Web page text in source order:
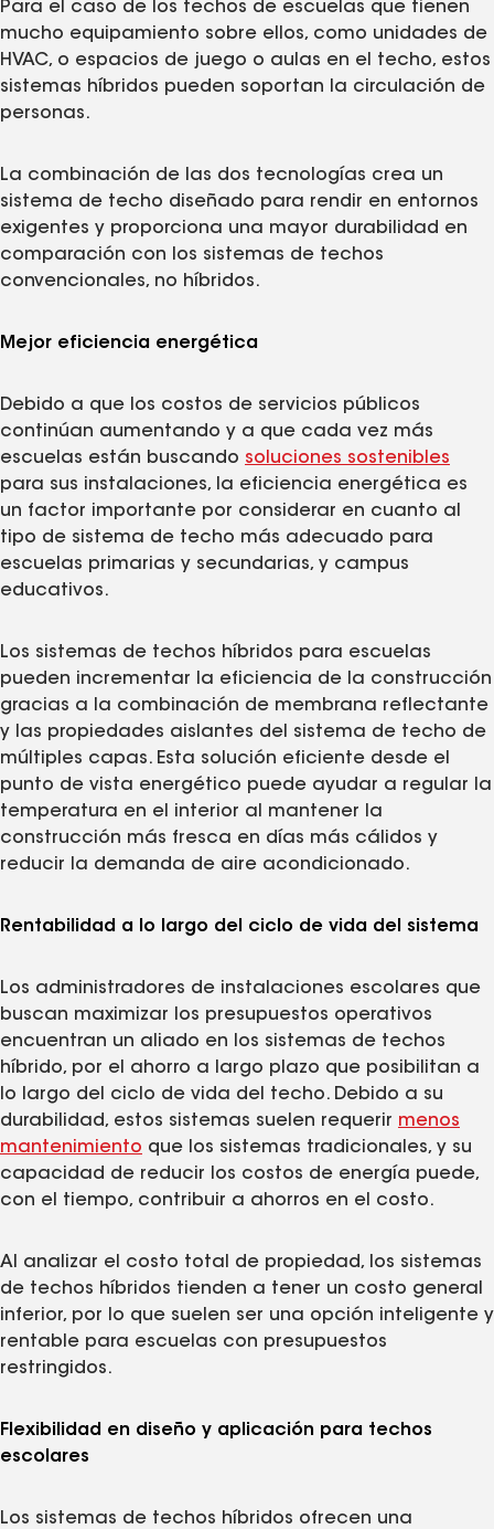
Para el caso de los techos de escuelas que tienen
mucho equipamiento sobre ellos, como unidades de
HVAC, o espacios de juego o aulas en el techo, estos
sistemas híbridos pueden soportan la circulación de
personas.
La combinación de las dos tecnologías crea un
sistema de techo diseñado para rendir en entornos
exigentes y proporciona una mayor durabilidad en
comparación con los sistemas de techos
convencionales, no híbridos.
Mejor eficiencia energética
Debido a que los costos de servicios públicos
continúan aumentando y a que cada vez más
escuelas están buscando soluciones sostenibles
para sus instalaciones, la eficiencia energética es
un factor importante por considerar en cuanto al
tipo de sistema de techo más adecuado para
escuelas primarias y secundarias, y campus
educativos.
Los sistemas de techos híbridos para escuelas
pueden incrementar la eficiencia de la construcción
gracias a la combinación de membrana reflectante
y las propiedades aislantes del sistema de techo de
múltiples capas. Esta solución eficiente desde el
punto de vista energético puede ayudar a regular la
temperatura en el interior al mantener la
construcción más fresca en días más cálidos y
reducir la demanda de aire acondicionado.
Rentabilidad a lo largo del ciclo de vida del sistema
Los administradores de instalaciones escolares que
buscan maximizar los presupuestos operativos
encuentran un aliado en los sistemas de techos
híbrido, por el ahorro a largo plazo que posibilitan a
lo largo del ciclo de vida del techo. Debido a su
durabilidad, estos sistemas suelen requerir menos
mantenimiento que los sistemas tradicionales, y su
capacidad de reducir los costos de energía puede,
con el tiempo, contribuir a ahorros en el costo.
Al analizar el costo total de propiedad, los sistemas
de techos híbridos tienden a tener un costo general
inferior, por lo que suelen ser una opción inteligente y
rentable para escuelas con presupuestos
restringidos.
Flexibilidad en diseño y aplicación para techos
escolares
Los sistemas de techos híbridos ofrecen una